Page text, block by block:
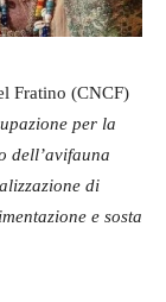
Fratino (CNCF)
per la
dell’avifauna
di
e sosta